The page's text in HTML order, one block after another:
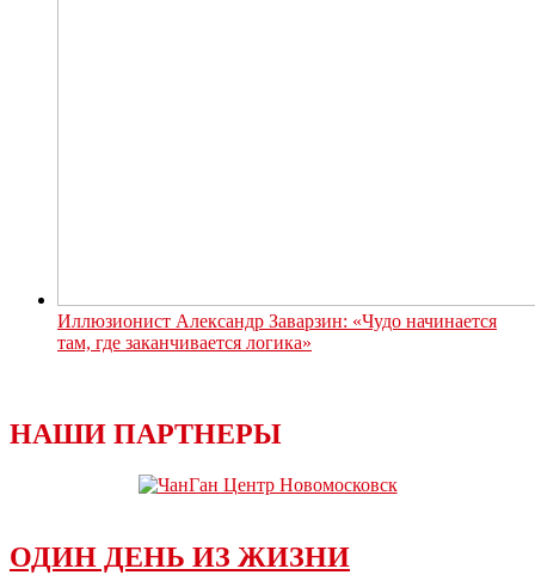
Иллюзионист Александр Заварзин: «Чудо начинается
там, где заканчивается логика»
НАШИ ПАРТНЕРЫ
ОДИН ДЕНЬ ИЗ ЖИЗНИ